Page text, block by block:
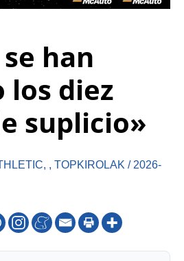
han
los diez
suplicio»
, , TOPKIROLAK / 2026-